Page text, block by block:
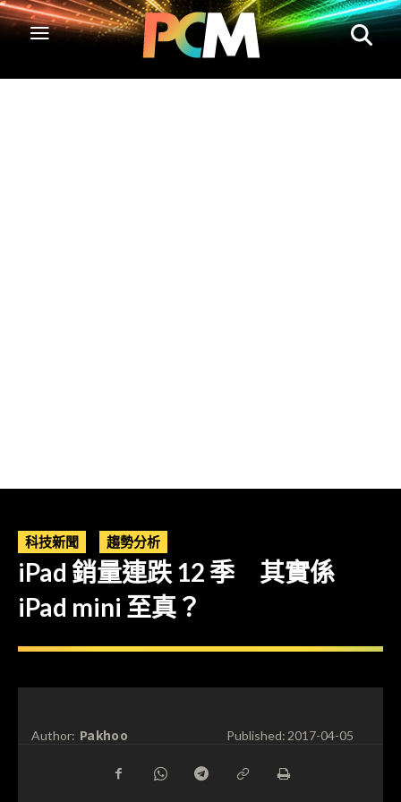
科技新聞 趨勢分析
iPad 銷量連跌 12 季 其實係
iPad mini 至真？
Author: Pakhoo Published:2017-04-05